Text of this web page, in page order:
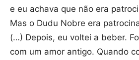
e eu achava que não era
Mas o Dudu Nobre era
(…) Depois, eu voltei a beber.
com um amor antigo. Quando